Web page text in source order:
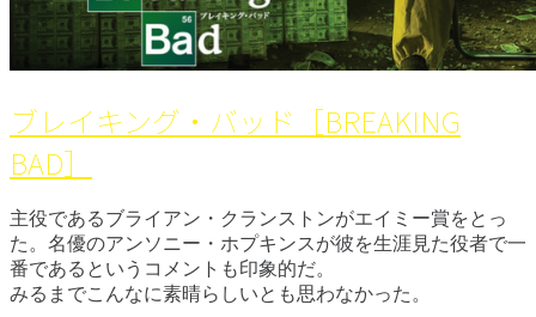
ブレイキング・バッド［BREAKING
BAD］
主役であるブライアン・クランストンがエイミー賞をとっ
た。名優のアンソニー・ホプキンスが彼を生涯見た役者で一
番であるというコメントも印象的だ。
みるまでこんなに素晴らしいとも思わなかった。